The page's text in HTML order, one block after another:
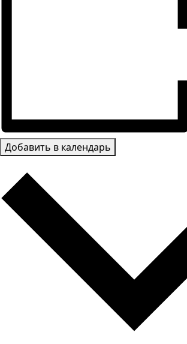
Добавить в календарь